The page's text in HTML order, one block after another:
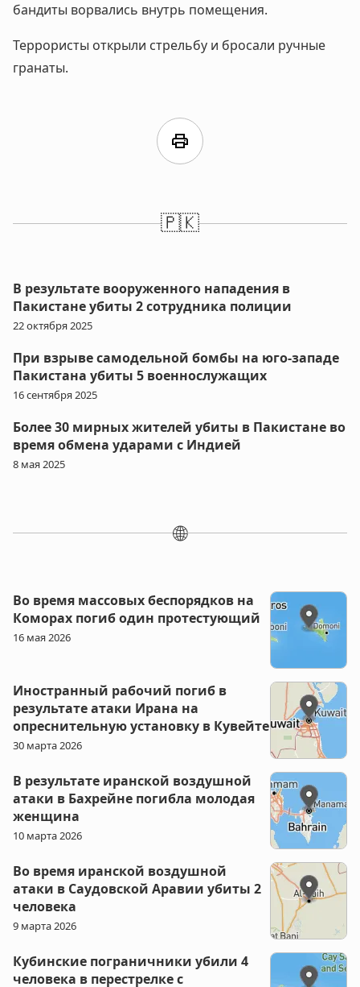
бандиты ворвались внутрь помещения.
Террористы открыли стрельбу и бросали ручные
гранаты.
print
🇵🇰
В результате вооруженного нападения в
Пакистане убиты 2 сотрудника полиции
22 октября 2025
При взрыве самодельной бомбы на юго-западе
Пакистана убиты 5 военнослужащих
16 сентября 2025
Более 30 мирных жителей убиты в Пакистане во
время обмена ударами с Индией
8 мая 2025
🌐
Во время массовых беспорядков на
Коморах погиб один протестующий
16 мая 2026
Иностранный рабочий погиб в
результате атаки Ирана на
опреснительную установку в Кувейте
30 марта 2026
В результате иранской воздушной
атаки в Бахрейне погибла молодая
женщина
10 марта 2026
Во время иранской воздушной
атаки в Саудовской Аравии убиты 2
человека
9 марта 2026
Кубинские пограничники убили 4
человека в перестрелке с